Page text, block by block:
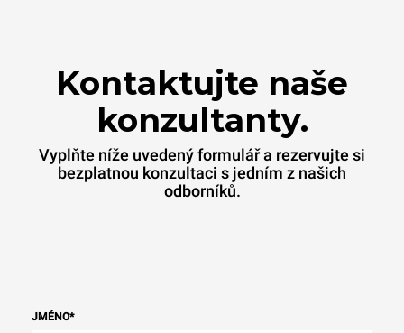
Kontaktujte naše
konzultanty.
Vyplňte níže uvedený formulář a rezervujte si
bezplatnou konzultaci s jedním z našich
odborníků.
JMÉNO*